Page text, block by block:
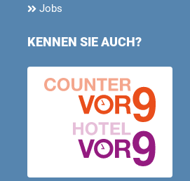
Jobs
KENNEN SIE AUCH?